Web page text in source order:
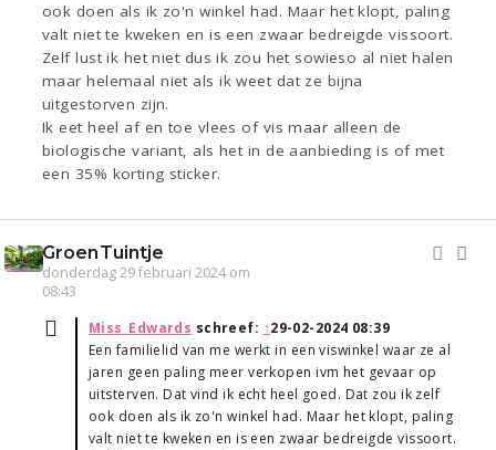
ook doen als ik zo'n winkel had. Maar het klopt, paling
valt niet te kweken en is een zwaar bedreigde vissoort.
Zelf lust ik het niet dus ik zou het sowieso al niet halen
maar helemaal niet als ik weet dat ze bijna
uitgestorven zijn.
Ik eet heel af en toe vlees of vis maar alleen de
biologische variant, als het in de aanbieding is of met
een 35% korting sticker.
GroenTuintje
donderdag 29 februari 2024 om
08:43
Miss_Edwards schreef: ↑29-02-2024 08:39
Een familielid van me werkt in een viswinkel waar ze al
jaren geen paling meer verkopen ivm het gevaar op
uitsterven. Dat vind ik echt heel goed. Dat zou ik zelf
ook doen als ik zo'n winkel had. Maar het klopt, paling
valt niet te kweken en is een zwaar bedreigde vissoort.